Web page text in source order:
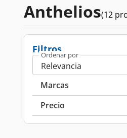
Anthelios(12
Filtros
Ordenar por
Marcas
Precio